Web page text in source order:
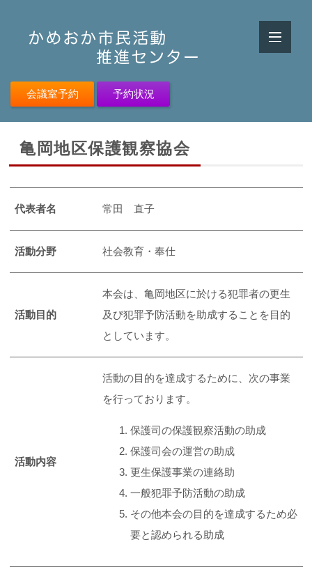
会議室予約 予約状況
亀岡地区保護観察協会
代表者名 常田 直子
活動分野 社会教育・奉仕
活動目的
本会は、亀岡地区に於ける犯罪者の更生
及び犯罪予防活動を助成することを目的
としています。
活動内容
活動の目的を達成するために、次の事業
を行っております。
保護司の保護観察活動の助成
保護司会の運営の助成
更生保護事業の連絡助
一般犯罪予防活動の助成
その他本会の目的を達成するため必
要と認められる助成